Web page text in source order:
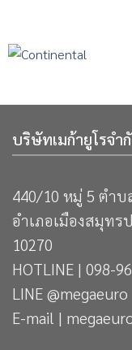
บริษัทเมก้ายูโรจำ
440/10 หมู่ 5 ตำบ
อำเภอเมืองสมุท
10270
HOTLINE | 098-
LINE @megaeuro
E-mail |